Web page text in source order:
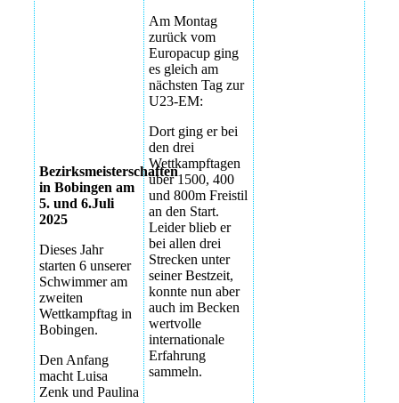
Bezirksmeisterschaften
Bezirksmeisterschaften
Bezirksmeisterschaften
in Bobingen am
5. und 6.Juli
2025
Dieses Jahr
starten 6 unserer
Schwimmer am
zweiten
Wettkampftag in
Bobingen.
Den Anfang
macht Luisa
Zenk und Paulina
Am Montag
zurück vom
Europacup ging
es gleich am
nächsten Tag zur
U23-EM:
Dort ging er bei
den drei
Wettkampftagen
über 1500, 400
und 800m Freistil
an den Start.
Leider blieb er
bei allen drei
Strecken unter
seiner Bestzeit,
konnte nun aber
auch im Becken
wertvolle
internationale
Erfahrung
sammeln.